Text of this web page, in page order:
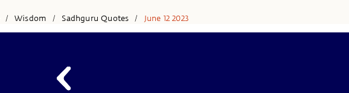
/ Wisdom / Sadhguru Quotes / June 12 2023